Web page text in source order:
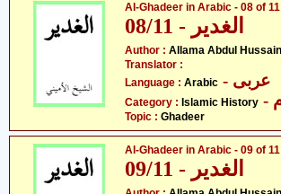
Al-Ghadeer in Arabic - 08 of 11
08/11 - الغدیر
Author : Allama Abdul
Translator :
Language : Arabic - عربی
Category : Islamic History
Topic : Ghadeer
Al-Ghadeer in Arabic - 09 of 11
09/11 - الغدیر